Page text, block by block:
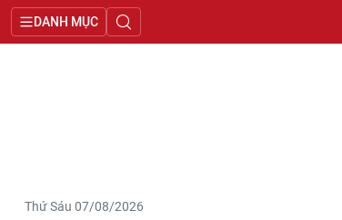
DANH MỤC
Thứ Sáu 07/08/2026